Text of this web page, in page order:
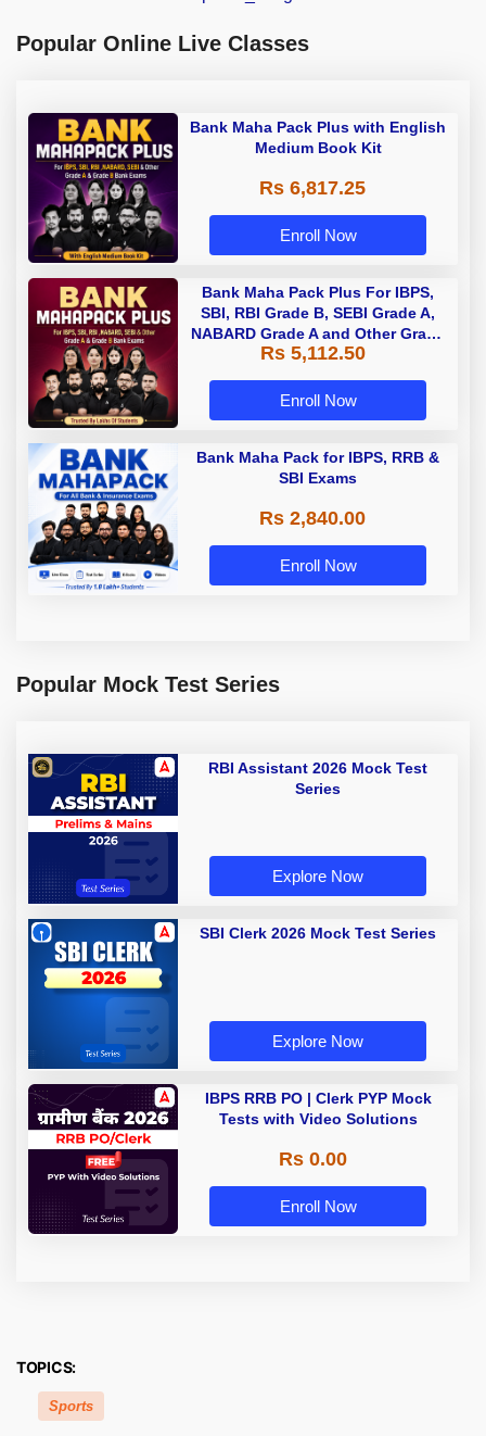
Popular Online Live Classes
Bank Maha Pack Plus with English
Medium Book Kit
Rs 6,817.25
Enroll Now
Bank Maha Pack Plus For IBPS,
SBI, RBI Grade B, SEBI Grade A,
NABARD Grade A and Other Grade
A & Grade B Bank Exams
Rs 5,112.50
Enroll Now
Bank Maha Pack for IBPS, RRB &
SBI Exams
Rs 2,840.00
Enroll Now
Popular Mock Test Series
RBI Assistant 2026 Mock Test
Series
Explore Now
SBI Clerk 2026 Mock Test Series
Explore Now
IBPS RRB PO | Clerk PYP Mock
Tests with Video Solutions
Rs 0.00
Enroll Now
TOPICS:
Sports